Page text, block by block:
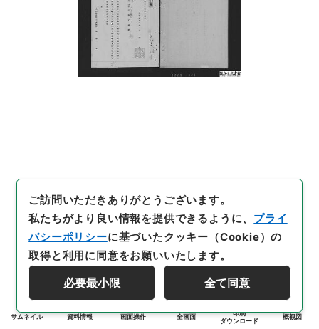
サムネイル 資料情報 画面操作 全画面
印刷
ダウンロード
概観図
ご訪問いただきありがとうございます。
私たちがより良い情報を提供できるように、 プライ
バシーポリシーに基づいたクッキー（Cookie）の
取得と利用に同意をお願いいたします。
必要最小限 全て同意